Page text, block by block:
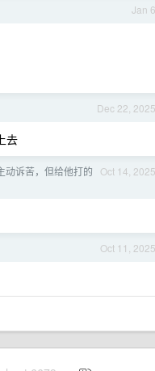
Jan 6
Dec 22, 2025
去
Oct 14, 2025
动诉苦，但给他打的
Oct 11, 2025